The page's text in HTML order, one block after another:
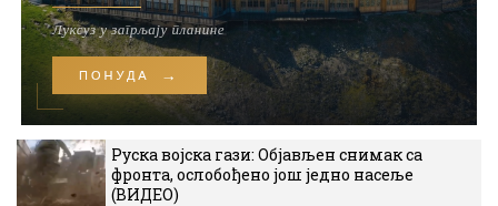
Руска војска гази: Објављен снимак са
фронта, ослобођено још једно насеље
(ВИДЕО)